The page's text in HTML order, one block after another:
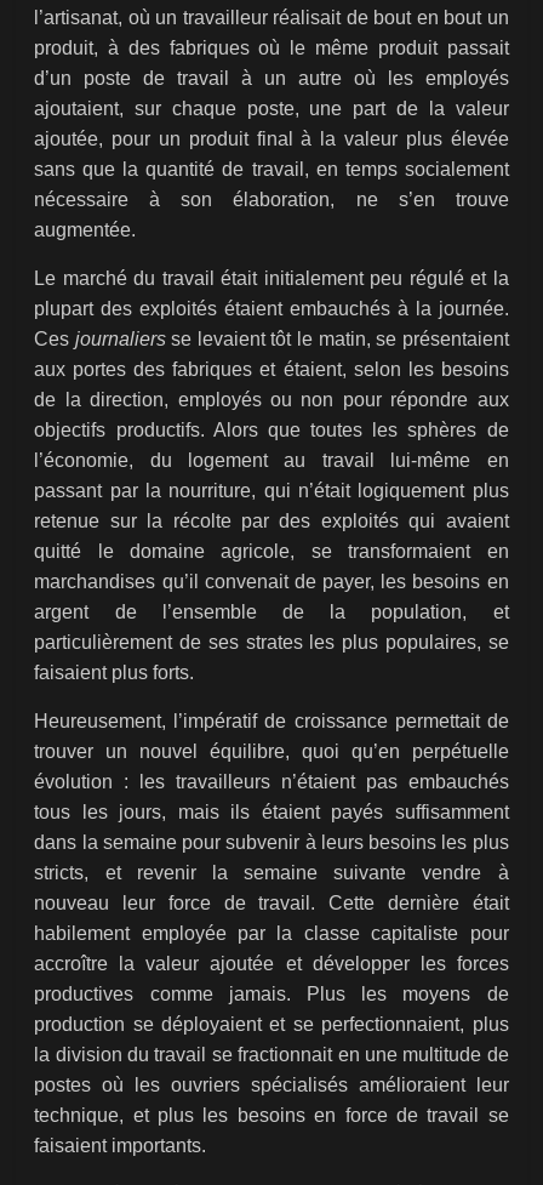
l’artisanat, où un travailleur réalisait de bout en bout un
produit, à des fabriques où le même produit passait
d’un poste de travail à un autre où les employés
ajoutaient, sur chaque poste, une part de la valeur
ajoutée, pour un produit final à la valeur plus élevée
sans que la quantité de travail, en temps socialement
nécessaire à son élaboration, ne s’en trouve
augmentée.
Le marché du travail était initialement peu régulé et la
plupart des exploités étaient embauchés à la journée.
Ces journaliersse levaient tôt le matin, se présentaient
aux portes des fabriques et étaient, selon les besoins
de la direction, employés ou non pour répondre aux
objectifs productifs. Alors que toutes les sphères de
l’économie, du logement au travail lui-même en
passant par la nourriture, qui n’était logiquement plus
retenue sur la récolte par des exploités qui avaient
quitté le domaine agricole, se transformaient en
marchandises qu’il convenait de payer, les besoins en
argent de l’ensemble de la population, et
particulièrement de ses strates les plus populaires, se
faisaient plus forts.
Heureusement, l’impératif de croissance permettait de
trouver un nouvel équilibre, quoi qu’en perpétuelle
évolution : les travailleurs n’étaient pas embauchés
tous les jours, mais ils étaient payés suffisamment
dans la semaine pour subvenir à leurs besoins les plus
stricts, et revenir la semaine suivante vendre à
nouveau leur force de travail. Cette dernière était
habilement employée par la classe capitaliste pour
accroître la valeur ajoutée et développer les forces
productives comme jamais. Plus les moyens de
production se déployaient et se perfectionnaient, plus
la division du travail se fractionnait en une multitude de
postes où les ouvriers spécialisés amélioraient leur
technique, et plus les besoins en force de travail se
faisaient importants.